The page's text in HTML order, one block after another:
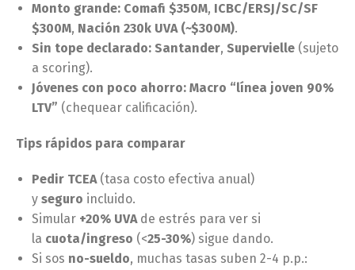
Monto grande: Comafi $350M, ICBC/ERSJ/SC/SF
$300M, Nación 230k UVA (~$300M).
Sin tope declarado: Santander, Supervielle (sujeto
a scoring).
Jóvenes con poco ahorro: Macro “línea joven 90%
LTV” (chequear calificación).
Tips rápidos para comparar
Pedir TCEA(tasa costo efectiva anual)
y seguro incluido.
Simular +20% UVAde estrés para ver si
la cuota/ingreso (<25-30%) sigue dando.
Si sos no-sueldo, muchas tasas suben 2-4 p.p.: